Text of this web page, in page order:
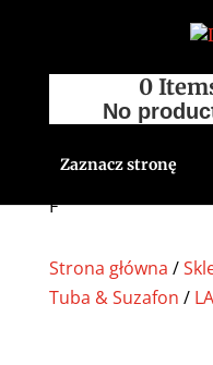
0
No
Zaznacz stronę
F
Strona główna /
Tuba & Suzafon /